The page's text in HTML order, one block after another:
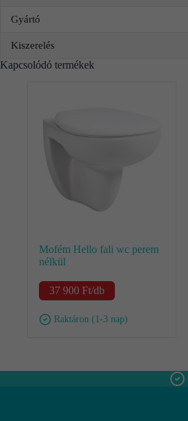
Gyártó
Kiszerelés
Kapcsolódó termékek
Mofém Hello fali wc perem
nélkül
37 900 Ft/db
Raktáron (1-3 nap)